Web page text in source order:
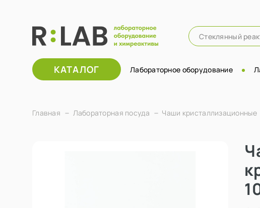
КАТАЛОГ Лабораторное оборудование
Главная Лабораторная посуда Чаши кристаллизационные